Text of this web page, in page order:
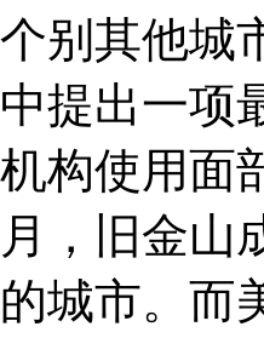
个别其他城
中提出一项
机构使用面
月，旧金山
的城市。而